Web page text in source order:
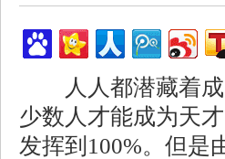
人人都潜藏着成
少数人才能成为天
发挥到100%。但是